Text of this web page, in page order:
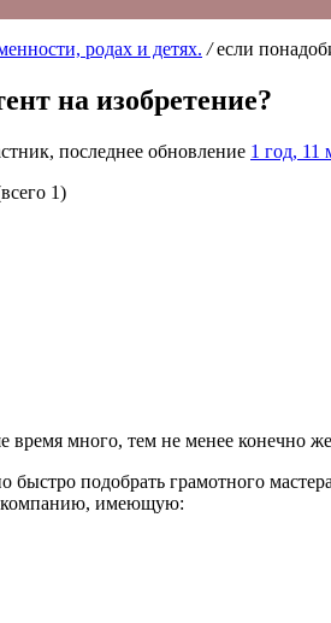
родах и детях. / если
на изобретение?
последнее обновление 1 год, 11
1)
много, тем не менее конечно
подобрать грамотного
компанию, имеющую: